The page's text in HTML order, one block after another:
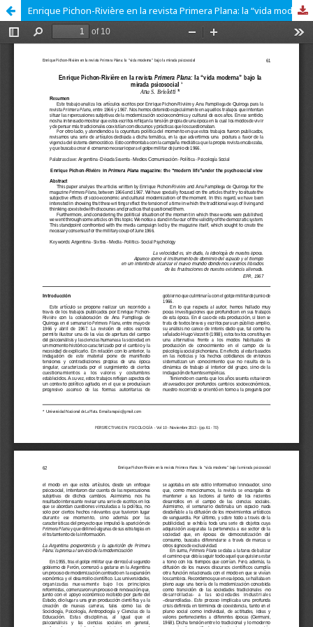
Enrique Pichon-Rivière en la revista Primera Plana: la “vida moderna” bajo la mirada psicosocial